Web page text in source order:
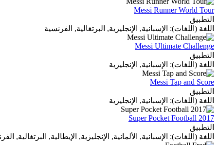
Messi Runner World Tour
التطبيق
اللغة (اللغات): الإسبانية, الإنجليزية, البرتغالية, الفرنسية
Messi Ultimate Challenge
التطبيق
اللغة (اللغات): الإسبانية, الإنجليزية
Messi Tap and Score
التطبيق
اللغة (اللغات): الإسبانية, الإنجليزية
Super Pocket Football 2017
التطبيق
اللغة (اللغات): الإسبانية, الألمانية, الإنجليزية, الإيطالية, البرتغالية,